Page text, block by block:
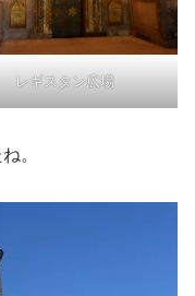
レギスタン広場
。